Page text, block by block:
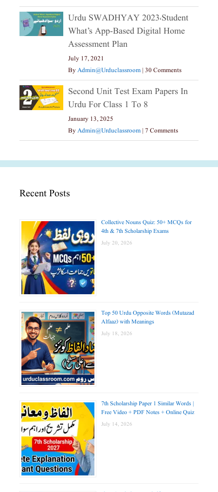
Urdu SWADHYAY 2023،Student
What’s App-Based Digital Home
Assessment Plan
July 17, 2021
ByAdmin@urduclassroom | 30 Comments
Second Unit Test Exam Papers In
Urdu For Class 1 To 8
January 13, 2025
ByAdmin@urduclassroom | 7 Comments
Recent Posts
Collective Nouns Quiz: 50+ MCQs for
4th & 7th Scholarship Exams
July 20, 2026
Top 50 Urdu Opposite Words (Mutazad
Alfaaz) with Meanings
July 18, 2026
7th Scholarship Paper 1 Similar Words |
Free Video + PDF Notes + Online Quiz
July 14, 2026